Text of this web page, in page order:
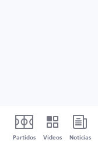
Partidos Vídeos Noticias